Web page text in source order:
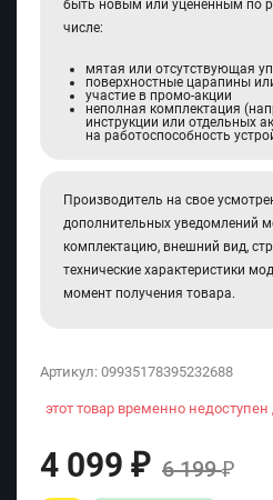
быть новым или уценённым по
числе:
мятая или отсутствующая
поверхностные царапины
участие в промо-акции
неполная комплектация
инструкции или отдельных
на работоспособность
Производитель на свое
дополнительных уведомлений
комплектацию, внешний вид,
технические характеристики
момент получения товара.
Артикул: 09935178395232688
этот товар временно
4 099 ₽ 6 199₽